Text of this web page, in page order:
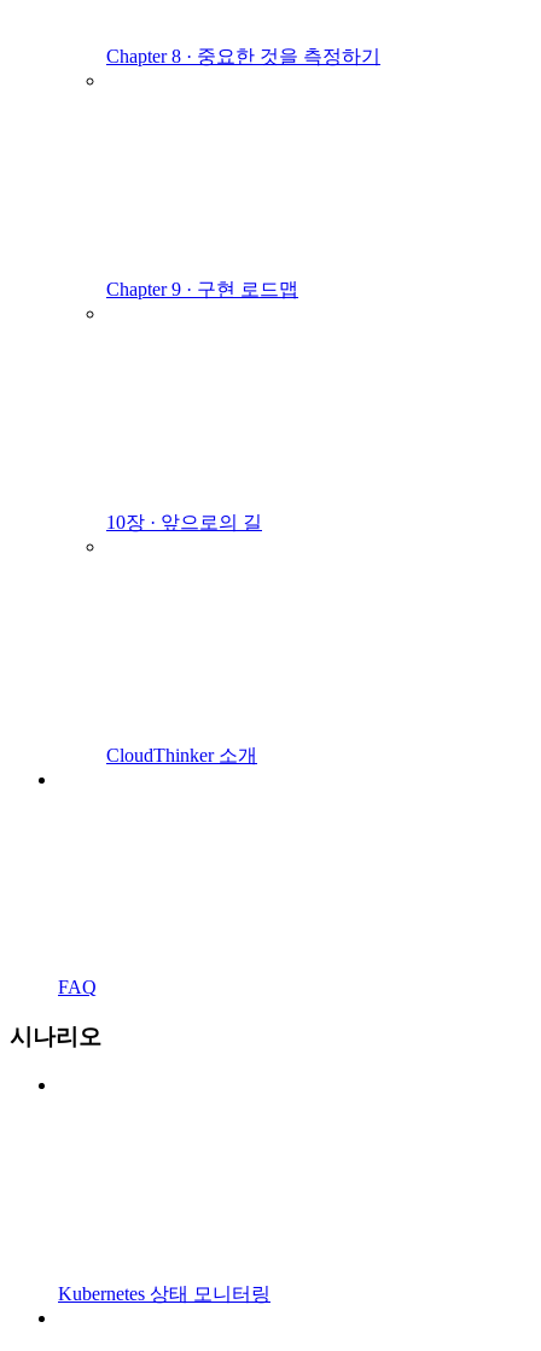
Chapter 8 · 중요한 것을 측정하기
Chapter 9 · 구현 로드맵
10장 · 앞으로의 길
CloudThinker 소개
FAQ
시나리오
Kubernetes 상태 모니터링